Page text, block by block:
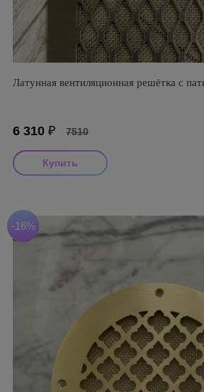
Латунная вентиляционная решётка с
6 310 ₽ 7510
-16%